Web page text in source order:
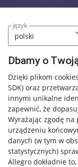
język
Dbamy o
Dzięki plikom
SDK) oraz
innymi unikalne
zapewnić, że
Wyrażając zgodę
urządzeniu
danych (w tym w
statystycznych)
Allegro dokładnie